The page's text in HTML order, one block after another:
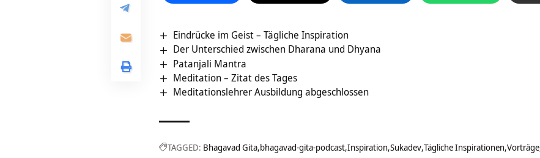
Eindrücke im Geist – Tägliche Inspiration
Der Unterschied zwischen Dharana und Dhyana
Patanjali Mantra
Meditation – Zitat des Tages
Meditationslehrer Ausbildung abgeschlossen
TAGGED: Bhagavad Gita bhagavad-gita-podcast Inspiration Sukadev Tägliche Inspirationen Vorträge